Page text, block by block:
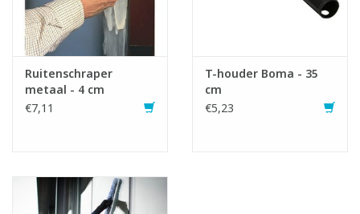
Ruitenschraper
metaal - 4 cm
€7,11
T-houder Boma - 35
cm
€5,23